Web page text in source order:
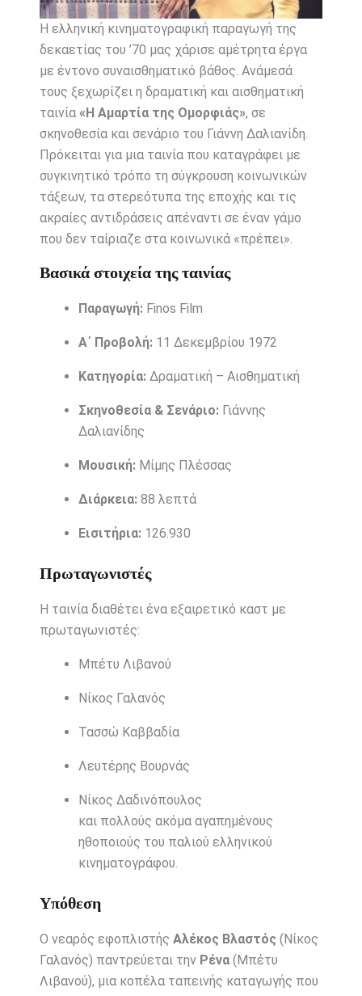
Η ελληνική κινηματογραφική παραγωγή της
δεκαετίας του ’70 μας χάρισε αμέτρητα έργα
με έντονο συναισθηματικό βάθος. Ανάμεσά
τους ξεχωρίζει η δραματική και αισθηματική
ταινία «Η Αμαρτία της Ομορφιάς», σε
σκηνοθεσία και σενάριο του Γιάννη Δαλιανίδη.
Πρόκειται για μια ταινία που καταγράφει με
συγκινητικό τρόπο τη σύγκρουση κοινωνικών
τάξεων, τα στερεότυπα της εποχής και τις
ακραίες αντιδράσεις απέναντι σε έναν γάμο
που δεν ταίριαζε στα κοινωνικά «πρέπει».
Βασικά στοιχεία της ταινίας
Παραγωγή:Finos Film
Α΄ Προβολή:11 Δεκεμβρίου 1972
Κατηγορία:Δραματική – Αισθηματική
Σκηνοθεσία & Σενάριο:Γιάννης
Δαλιανίδης
Μουσική:Μίμης Πλέσσας
Διάρκεια:88 λεπτά
Εισιτήρια:126.930
Πρωταγωνιστές
Η ταινία διαθέτει ένα εξαιρετικό καστ με
πρωταγωνιστές:
Μπέτυ Λιβανού
Νίκος Γαλανός
Τασσώ Καββαδία
Λευτέρης Βουρνάς
Νίκος Δαδινόπουλος
και πολλούς ακόμα αγαπημένους
ηθοποιούς του παλιού ελληνικού
κινηματογράφου.
Υπόθεση
Ο νεαρός εφοπλιστής Αλέκος Βλαστός (Νίκος
Γαλανός) παντρεύεται την Ρένα(Μπέτυ
Λιβανού), μια κοπέλα ταπεινής καταγωγής που